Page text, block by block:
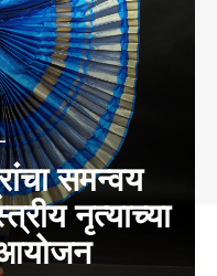
समन्वय
नृत्याच्या